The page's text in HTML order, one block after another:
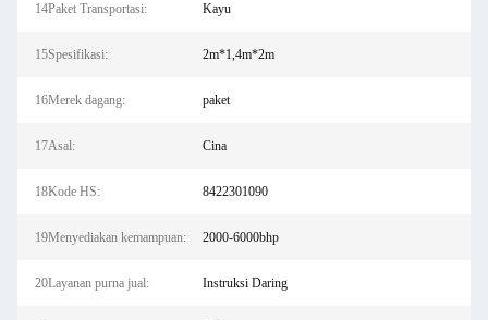
14Paket Transportasi: Kayu
15Spesifikasi: 2m*1,4m*2m
16Merek dagang: paket
17Asal: Cina
18Kode HS: 8422301090
19Menyediakan kemampuan: 2000-6000bhp
20Layanan purna jual: Instruksi Daring